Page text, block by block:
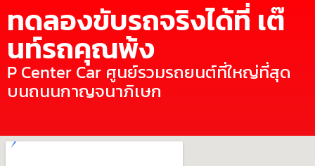
ทดลองขับรถจริงได้ที่ เต๊
นท์รถคุณพ้ง
P Center Car ศูนย์รวมรถยนต์ที่ใหญ่ที่สุด
บนถนนกาญจนาภิเษก